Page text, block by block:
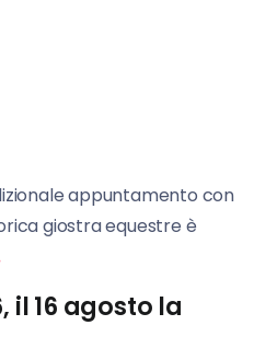
appuntamento con
giostra equestre è
il 16 agosto la